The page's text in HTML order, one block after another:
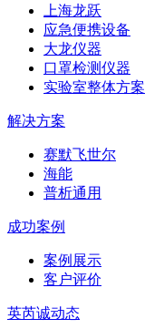
上海龙跃
应急便携设备
大龙仪器
口罩检测仪器
实验室整体方案
解决方案
赛默飞世尔
海能
普析通用
成功案例
案例展示
客户评价
英芮诚动态